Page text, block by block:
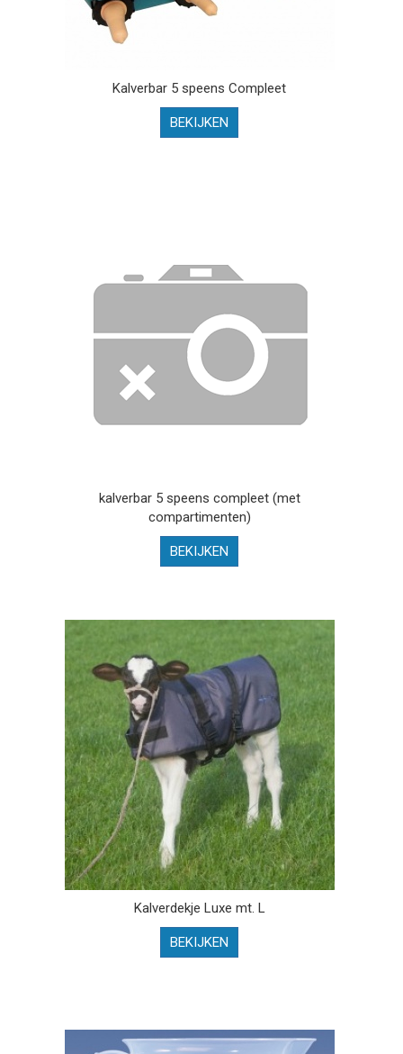
Kalverbar 5 speens Compleet
BEKIJKEN
kalverbar 5 speens compleet (met
compartimenten)
BEKIJKEN
Kalverdekje Luxe mt. L
BEKIJKEN